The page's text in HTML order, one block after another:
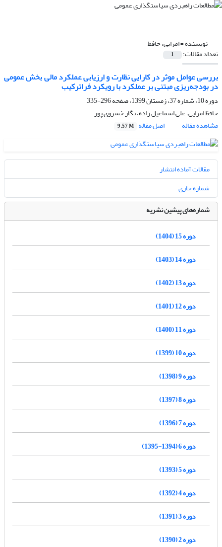
نویسنده =امرایی، حافظ
تعداد مقالات: 1
بررسی عوامل موثر در کارایی نظارت و ارزیابی عملکرد مالی بخش عمومی
در بودجه‌ریزی مبتنی بر عملکرد با رویکرد فراترکیب
دوره 10، شماره 37، زمستان 1399، صفحه
296-335
حافظ امرایی، علی اسماعیل زاده، نگار خسروی پور
مشاهده مقاله
اصل مقاله 9.57 M
مقالات آماده انتشار
شماره جاری
شماره‌های پیشین نشریه
دوره 15 (1404)
دوره 14 (1403)
دوره 13 (1402)
دوره 12 (1401)
دوره 11 (1400)
دوره 10 (1399)
دوره 9 (1398)
دوره 8 (1397)
دوره 7 (1396)
دوره 6 (1394-1395)
دوره 5 (1393)
دوره 4 (1392)
دوره 3 (1391)
دوره 2 (1390)